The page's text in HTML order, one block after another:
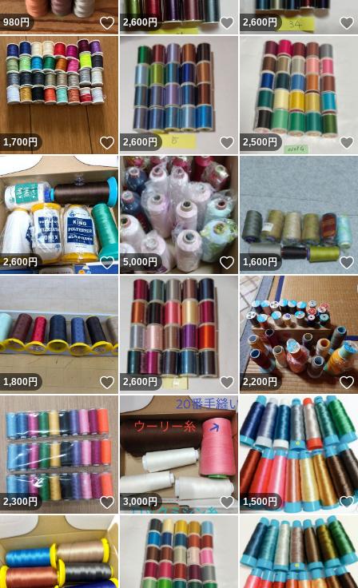
980円 いいね！
2,600円 いいね！
2,600円
1,700円 いいね！
2,600円 いいね！
2,500円
2,600円 いいね！
5,000円 いいね！
1,600円
1,800円 いいね！
2,600円 いいね！
2,200円
2,300円 いいね！
3,000円 いいね！
1,500円